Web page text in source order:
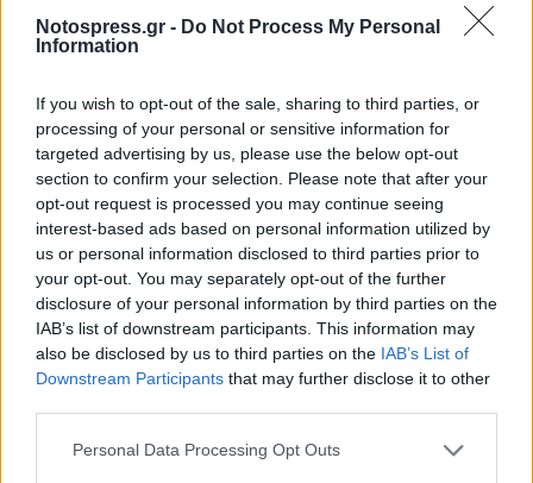
Notospress.gr - Do Not Process My Personal
Information
If you wish to opt-out of the sale, sharing to third parties, or
processing of your personal or sensitive information for
targeted advertising by us, please use the below opt-out
section to confirm your selection. Please note that after your
opt-out request is processed you may continue seeing
interest-based ads based on personal information utilized by
us or personal information disclosed to third parties prior to
your opt-out. You may separately opt-out of the further
disclosure of your personal information by third parties on the
IAB’s list of downstream participants. This information may
also be disclosed by us to third parties on the IAB’s List of
Downstream Participants that may further disclose it to other
Personal Data Processing Opt Outs
θαύμασαν και δόξασαν τον Θεό. Έπειτα τα
κατατεμάχισαν και τα έβαλαν σε δίσκο. Όσοι
κήπου θεραπεύθηκαν από κάθε ασθένεια.
Ο δε μακάριος Ευφρόσυνος, την ώρα που οι
μοναχοί άκουγαν προσεκτικά την διήγηση του
ιερέως, άνοιξε την πλάγια θύρατης εκκλησίας
και, φεύγοντας την ανθρώπινη δόξα,
απομακρύνθηκε από την μονή και δεν φάνηκε
ποτέ πιά.
☀ Ανατολή ήλιου: 07:03 – Δύση ήλιου: 19:39